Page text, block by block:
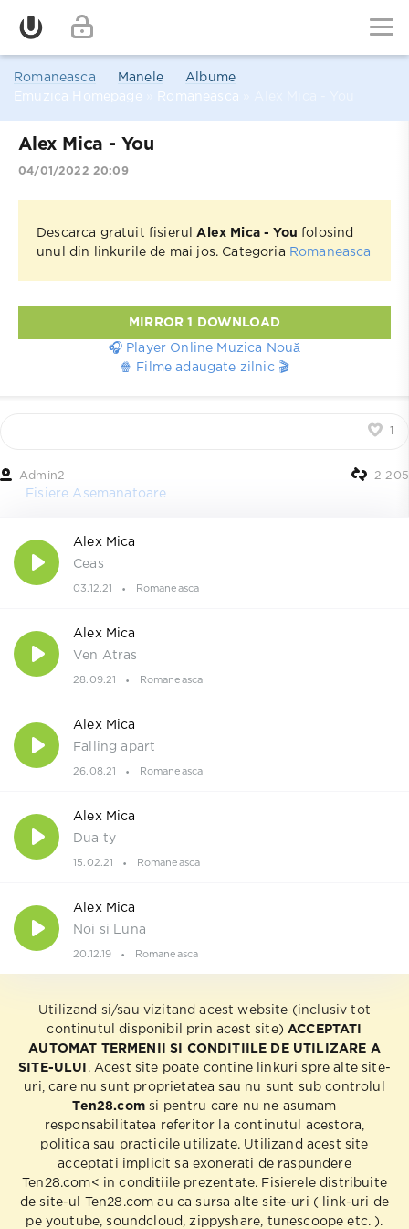
Romaneasca Manele
Albume
Emuzica Homepage
Romaneasca
Alex Mica - You
04/01/2022 20:09
Descarca gratuit fisierul Alex Mica - You folosind
unul din linkurile de mai jos. Categoria Romaneasca
MIRROR 1 DOWNLOAD
🎧 Player Online Muzica Nouă
🍿 Filme adaugate zilnic 🎬
1
Admin2 2 205
Fisiere Asemanatoare
Alex Mica
Ceas
03.12.21 Romaneasca
Alex Mica
Ven Atras
28.09.21 Romaneasca
Alex Mica
Falling apart
26.08.21 Romaneasca
Alex Mica
Dua ty
15.02.21 Romaneasca
Alex Mica
Noi si Luna
20.12.19 Romaneasca
Utilizand si/sau vizitand acest website (inclusiv tot
continutul disponibil prin acest site) ACCEPTATI
AUTOMAT TERMENII SI CONDITIILE DE UTILIZARE A
SITE-ULUI
. Acest site poate contine linkuri spre alte site-
uri, care nu sunt proprietatea sau nu sunt sub controlul
Ten28.comsi pentru care nu ne asumam
responsabilitatea referitor la continutul acestora,
politica sau practicile utilizate. Utilizand acest site
acceptati implicit sa exonerati de raspundere
Ten28.com< in conditiile prezentate. Fisierele distribuite
de site-ul Ten28.com au ca sursa alte site-uri ( link-uri de
pe youtube, soundcloud, zippyshare, tunescoope etc. ).